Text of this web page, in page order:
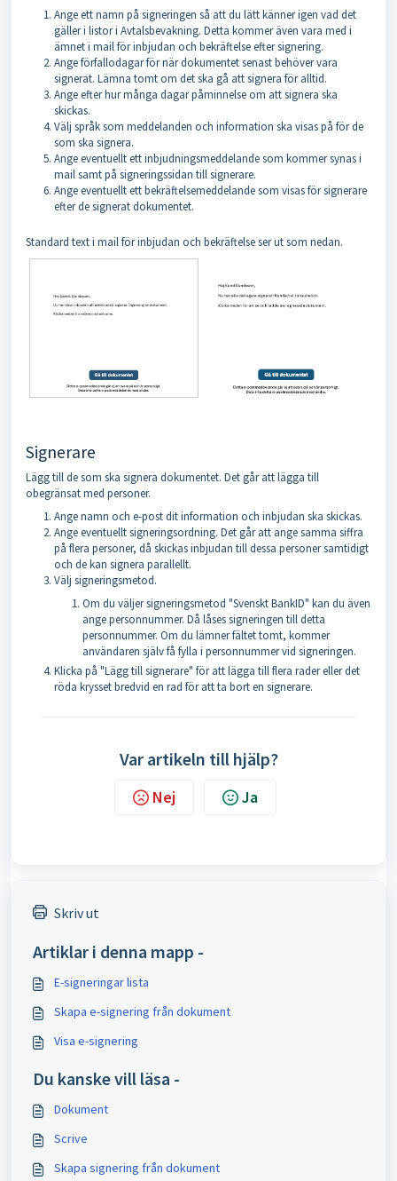
Ange ett namn på signeringen så att du lätt känner igen vad det
gäller i listor i Avtalsbevakning. Detta kommer även vara med i
ämnet i mail för inbjudan och bekräftelse efter signering.
Ange förfallodagar för när dokumentet senast behöver vara
signerat. Lämna tomt om det ska gå att signera för alltid.
Ange efter hur många dagar påminnelse om att signera ska
skickas.
Välj språk som meddelanden och information ska visas på för de
som ska signera.
Ange eventuellt ett inbjudningsmeddelande som kommer synas i
mail samt på signeringssidan till signerare.
Ange eventuellt ett bekräftelsemeddelande som visas för signerare
efter de signerat dokumentet.
Standard text i mail för inbjudan och bekräftelse ser ut som nedan.
Signerare
Lägg till de som ska signera dokumentet. Det går att lägga till
obegränsat med personer.
Ange namn och e-post dit information och inbjudan ska skickas.
Ange eventuellt signeringsordning. Det går att ange samma siffra
på flera personer, då skickas inbjudan till dessa personer samtidigt
och de kan signera parallellt.
Välj signeringsmetod.
Om du väljer signeringsmetod "Svenskt BankID" kan du även
ange personnummer. Då låses signeringen till detta
personnummer. Om du lämner fältet tomt, kommer
användaren själv få fylla i personnummer vid signeringen.
Klicka på "Lägg till signerare" för att lägga till flera rader eller det
röda krysset bredvid en rad för att ta bort en signerare.
Var artikeln till hjälp?
Nej Ja
Skriv ut
Artiklar i denna mapp -
E-signeringar lista
Skapa e-signering från dokument
Visa e-signering
Du kanske vill läsa -
Dokument
Scrive
Skapa signering från dokument